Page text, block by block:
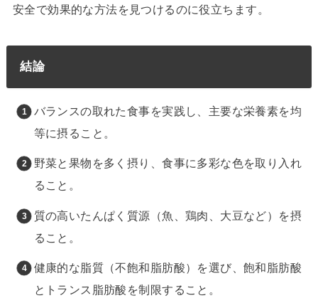
安全で効果的な方法を見つけるのに役立ちます。
結論
バランスの取れた食事を実践し、主要な栄養素を均
等に摂ること。
野菜と果物を多く摂り、食事に多彩な色を取り入れ
ること。
質の高いたんぱく質源（魚、鶏肉、大豆など）を摂
ること。
健康的な脂質（不飽和脂肪酸）を選び、飽和脂肪酸
とトランス脂肪酸を制限すること。